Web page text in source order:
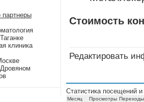
клиника
Стоимость
Редактировать
Статистика посещений
Месяц Просмотры